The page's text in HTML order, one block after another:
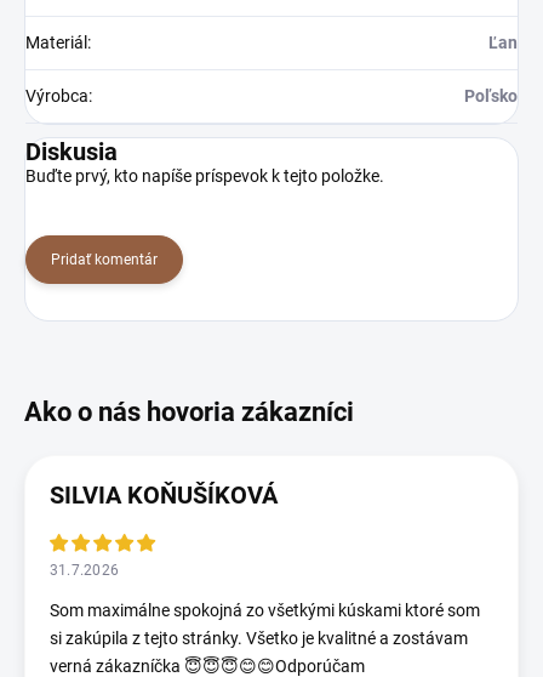
Materiál: Ľan
Výrobca: Poľsko
Diskusia
Buďte prvý, kto napíše príspevok k tejto položke.
Pridať komentár
SILVIA KOŇUŠÍKOVÁ
31.7.2026
Som maximálne spokojná zo všetkými kúskami ktoré som
si zakúpila z tejto stránky. Všetko je kvalitné a zostávam
verná zákazníčka 😇😇😇😊😊Odporúčam